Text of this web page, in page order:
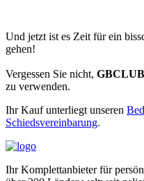
Und jetzt ist es Zeit für ein
gehen!
Vergessen Sie nicht, GBCLUB
zu verwenden.
Ihr Kauf unterliegt unseren
Schiedsvereinbarung.
Ihr Komplettanbieter für